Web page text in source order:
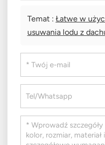
Temat : Łatwe w
usuwania lodu z